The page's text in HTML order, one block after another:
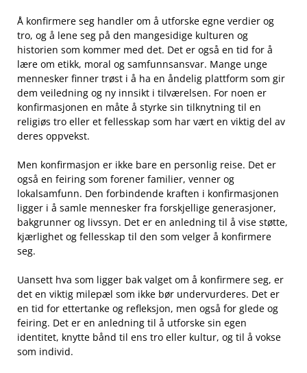
Å ⁣konfirmere seg handler om å‍ utforske⁤ egne verdier og
‍tro, og å lene seg på den‌ mangesidige kulturen‍ og
historien som kommer med det. ‍Det er også‌ en ‍tid for ⁢å
lære‌ om etikk, moral og samfunnsansvar. Mange⁣ unge
⁣mennesker finner trøst i å ha en åndelig plattform som gir
dem veiledning og ny innsikt i tilværelsen.​ For noen er
konfirmasjonen‍ en måte å ⁢styrke sin tilknytning til en
religiøs⁤ tro eller⁢ et fellesskap som har vært en viktig del av ​
deres oppvekst.
Men konfirmasjon⁣ er ikke bare en personlig reise.​ Det er
også⁣ en feiring som forener ‌familier, venner og
lokalsamfunn. Den forbindende kraften i konfirmasjonen
ligger i å samle mennesker fra forskjellige generasjoner,
bakgrunner og ⁣livssyn. ⁣Det er en anledning til å vise støtte,
kjærlighet og fellesskap til den som velger ​å konfirmere⁢
seg.
Uansett‌ hva som ‌ligger bak valget om å konfirmere seg, er
det en viktig milepæl som ikke bør undervurderes. Det er⁤
en tid for ettertanke og ⁢refleksjon, men også for glede og
feiring. Det ‌er en anledning til å utforske sin egen
identitet, knytte ⁢bånd til‌ ens tro​ eller kultur, og⁢ til ​å vokse
som individ.